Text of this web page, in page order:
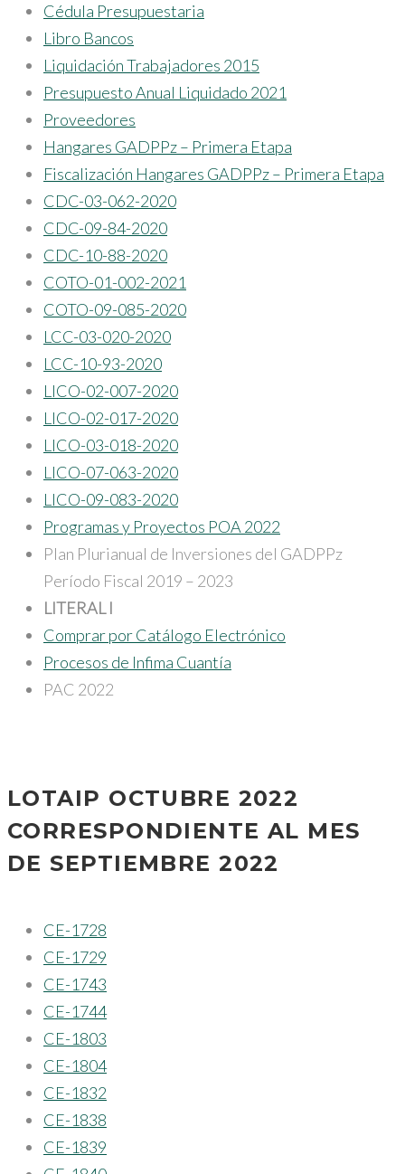
Cédula Presupuestaria
Libro Bancos
Liquidación Trabajadores 2015
Presupuesto Anual Liquidado 2021
Proveedores
Hangares GADPPz – Primera Etapa
Fiscalización Hangares GADPPz – Primera Etapa
CDC-03-062-2020
CDC-09-84-2020
CDC-10-88-2020
COTO-01-002-2021
COTO-09-085-2020
LCC-03-020-2020
LCC-10-93-2020
LICO-02-007-2020
LICO-02-017-2020
LICO-03-018-2020
LICO-07-063-2020
LICO-09-083-2020
Programas y Proyectos POA 2022
Plan Plurianual de Inversiones del GADPPz
Período Fiscal 2019 – 2023
LITERAL I
Comprar por Catálogo Electrónico
Procesos de Infima Cuantía
PAC 2022
LOTAIP OCTUBRE 2022
CORRESPONDIENTE AL MES
DE SEPTIEMBRE 2022
CE-1728
CE-1729
CE-1743
CE-1744
CE-1803
CE-1804
CE-1832
CE-1838
CE-1839